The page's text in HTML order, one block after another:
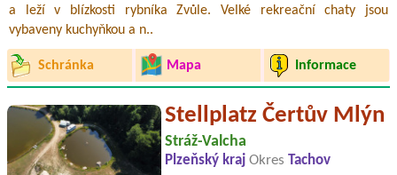
a leží v blízkosti rybníka Zvůle. Velké rekreační chaty jsou
vybaveny kuchyňkou a n..
Schránka Mapa Informace
Stellplatz Čertův Mlýn
Stráž-Valcha
Plzeňský kraj Okres Tachov